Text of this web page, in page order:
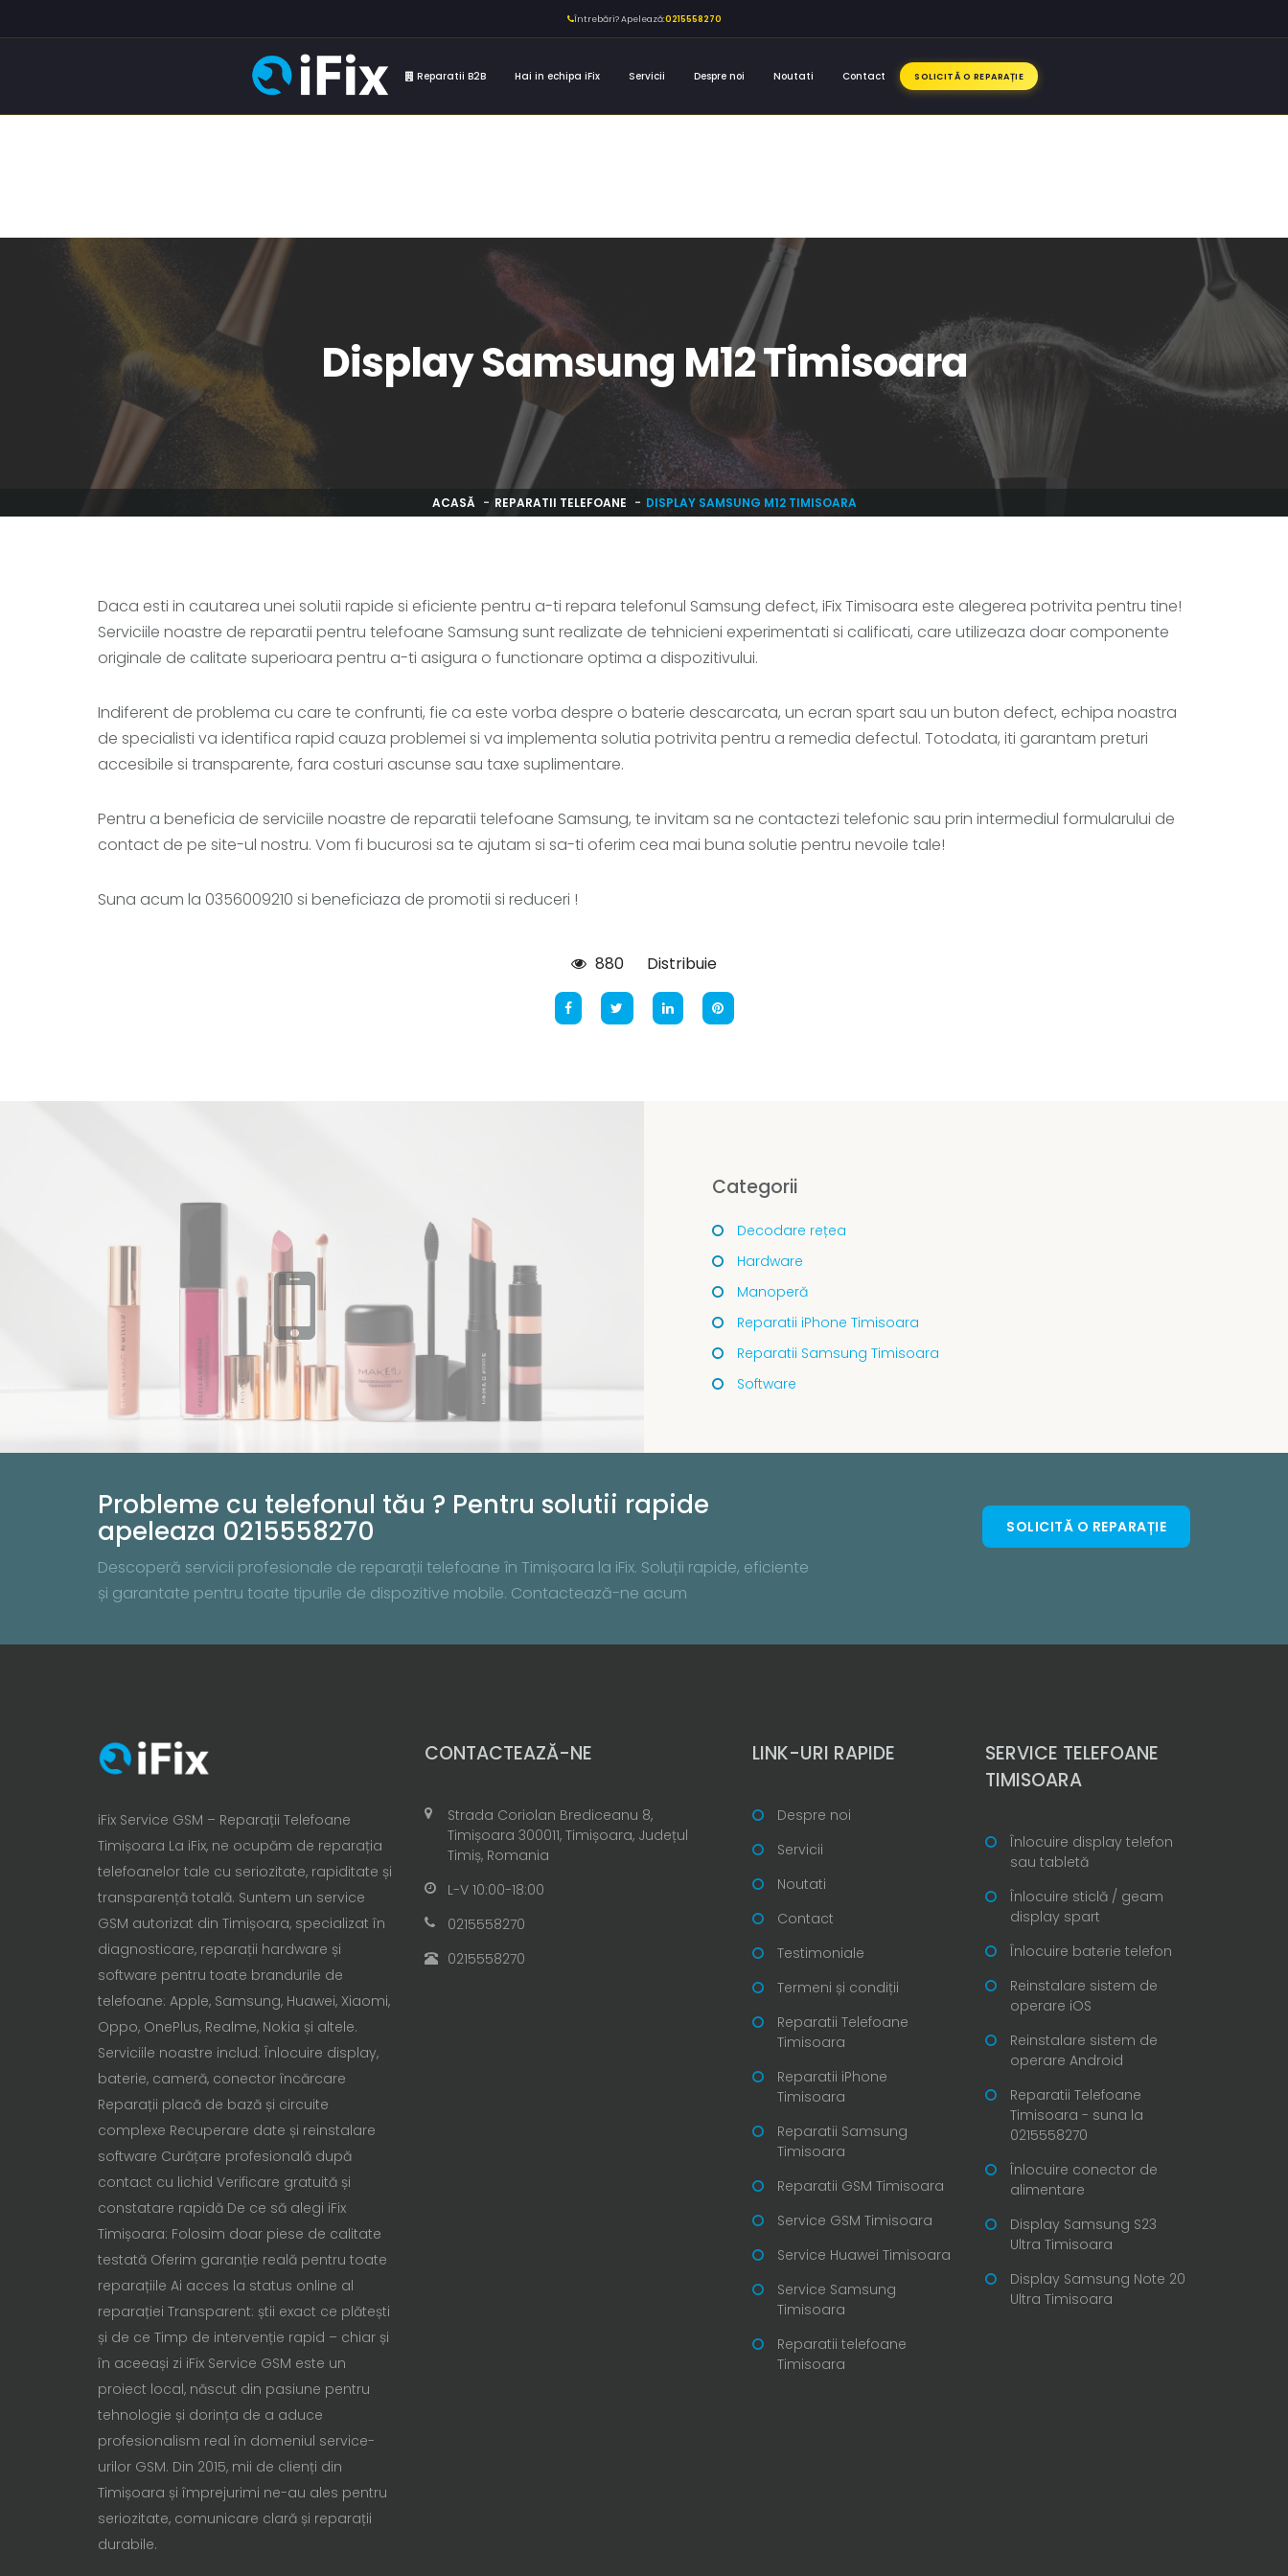
Întrebări? Apelează:0215558270
Reparatii B2B Hai in echipa iFix Servicii Despre noi Noutati Contact SOLICITĂ O REPARAȚIE
Display Samsung M12 Timisoara
ACASĂ REPARATII TELEFOANE DISPLAY SAMSUNG M12 TIMISOARA
Daca esti in cautarea unei solutii rapide si eficiente pentru a-ti repara telefonul Samsung defect, iFix Timisoara este alegerea potrivita pentru tine!
Serviciile noastre de reparatii pentru telefoane Samsung sunt realizate de tehnicieni experimentati si calificati, care utilizeaza doar componente
originale de calitate superioara pentru a-ti asigura o functionare optima a dispozitivului.
Indiferent de problema cu care te confrunti, fie ca este vorba despre o baterie descarcata, un ecran spart sau un buton defect, echipa noastra
de specialisti va identifica rapid cauza problemei si va implementa solutia potrivita pentru a remedia defectul. Totodata, iti garantam preturi
accesibile si transparente, fara costuri ascunse sau taxe suplimentare.
Pentru a beneficia de serviciile noastre de reparatii telefoane Samsung, te invitam sa ne contactezi telefonic sau prin intermediul formularului de
contact de pe site-ul nostru. Vom fi bucurosi sa te ajutam si sa-ti oferim cea mai buna solutie pentru nevoile tale!
Suna acum la 0356009210 si beneficiaza de promotii si reduceri !
880 Distribuie
Categorii
Decodare rețea
Hardware
Manoperă
Reparatii iPhone Timisoara
Reparatii Samsung Timisoara
Software
Probleme cu telefonul tău ? Pentru solutii rapide
apeleaza 0215558270
Descoperă servicii profesionale de reparații telefoane în Timișoara la iFix. Soluții rapide, eficiente
și garantate pentru toate tipurile de dispozitive mobile. Contactează-ne acum
SOLICITĂ O REPARAȚIE
iFix Service GSM – Reparații Telefoane
Timișoara La iFix, ne ocupăm de reparația
telefoanelor tale cu seriozitate, rapiditate și
transparență totală. Suntem un service
GSM autorizat din Timișoara, specializat în
diagnosticare, reparații hardware și
software pentru toate brandurile de
telefoane: Apple, Samsung, Huawei, Xiaomi,
Oppo, OnePlus, Realme, Nokia și altele.
Serviciile noastre includ: Înlocuire display,
baterie, cameră, conector încărcare
Reparații placă de bază și circuite
complexe Recuperare date și reinstalare
software Curățare profesională după
contact cu lichid Verificare gratuită și
constatare rapidă De ce să alegi iFix
Timișoara: Folosim doar piese de calitate
testată Oferim garanție reală pentru toate
reparațiile Ai acces la status online al
reparației Transparent: știi exact ce plătești
și de ce Timp de intervenție rapid – chiar și
în aceeași zi iFix Service GSM este un
proiect local, născut din pasiune pentru
tehnologie și dorința de a aduce
profesionalism real în domeniul service-
urilor GSM. Din 2015, mii de clienți din
Timișoara și împrejurimi ne-au ales pentru
seriozitate, comunicare clară și reparații
durabile.
CONTACTEAZĂ-NE
Strada Coriolan Brediceanu 8,
Timișoara 300011, Timișoara, Județul
Timiș, Romania
L-V 10:00-18:00
0215558270
0215558270
LINK-URI RAPIDE
Despre noi
Servicii
Noutati
Contact
Testimoniale
Termeni și condiții
Reparatii Telefoane
Timisoara
Reparatii iPhone
Timisoara
Reparatii Samsung
Timisoara
Reparatii GSM Timisoara
Service GSM Timisoara
Service Huawei Timisoara
Service Samsung
Timisoara
Reparatii telefoane
Timisoara
SERVICE TELEFOANE
TIMISOARA
Înlocuire display telefon
sau tabletă
Înlocuire sticlă / geam
display spart
Înlocuire baterie telefon
Reinstalare sistem de
operare iOS
Reinstalare sistem de
operare Android
Reparatii Telefoane
Timisoara - suna la
0215558270
Înlocuire conector de
alimentare
Display Samsung S23
Ultra Timisoara
Display Samsung Note 20
Ultra Timisoara